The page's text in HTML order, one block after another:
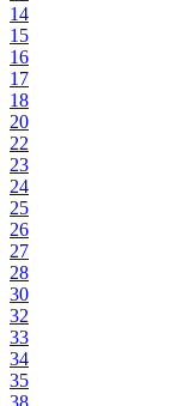
14
15
16
17
18
20
22
23
24
25
26
27
28
30
32
33
34
35
38